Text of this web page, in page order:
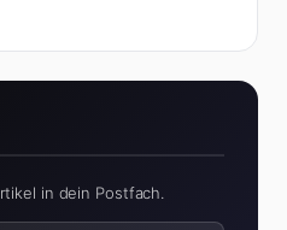
in dein Postfach.